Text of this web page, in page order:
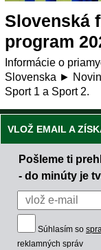
Slovenská
program
Informácie o
Slovenska ►
Sport 1 a Sport 2.
VLOŽ EMAIL A
Pošleme ti
- do minúty je
Súhlasím so
reklamných správ